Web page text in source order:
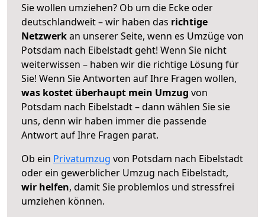
Sie wollen umziehen? Ob um die Ecke oder
deutschlandweit – wir haben das richtige
Netzwerkan unserer Seite, wenn es Umzüge von
Potsdam nach Eibelstadt geht! Wenn Sie nicht
weiterwissen – haben wir die richtige Lösung für
Sie! Wenn Sie Antworten auf Ihre Fragen wollen,
was kostet überhaupt mein Umzug von
Potsdam nach Eibelstadt – dann wählen Sie sie
uns, denn wir haben immer die passende
Antwort auf Ihre Fragen parat.
Ob ein Privatumzug von Potsdam nach Eibelstadt
oder ein gewerblicher Umzug nach Eibelstadt,
wir helfen, damit Sie problemlos und stressfrei
umziehen können.